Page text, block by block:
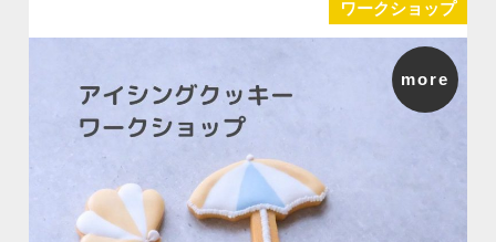
ワークショップ
more